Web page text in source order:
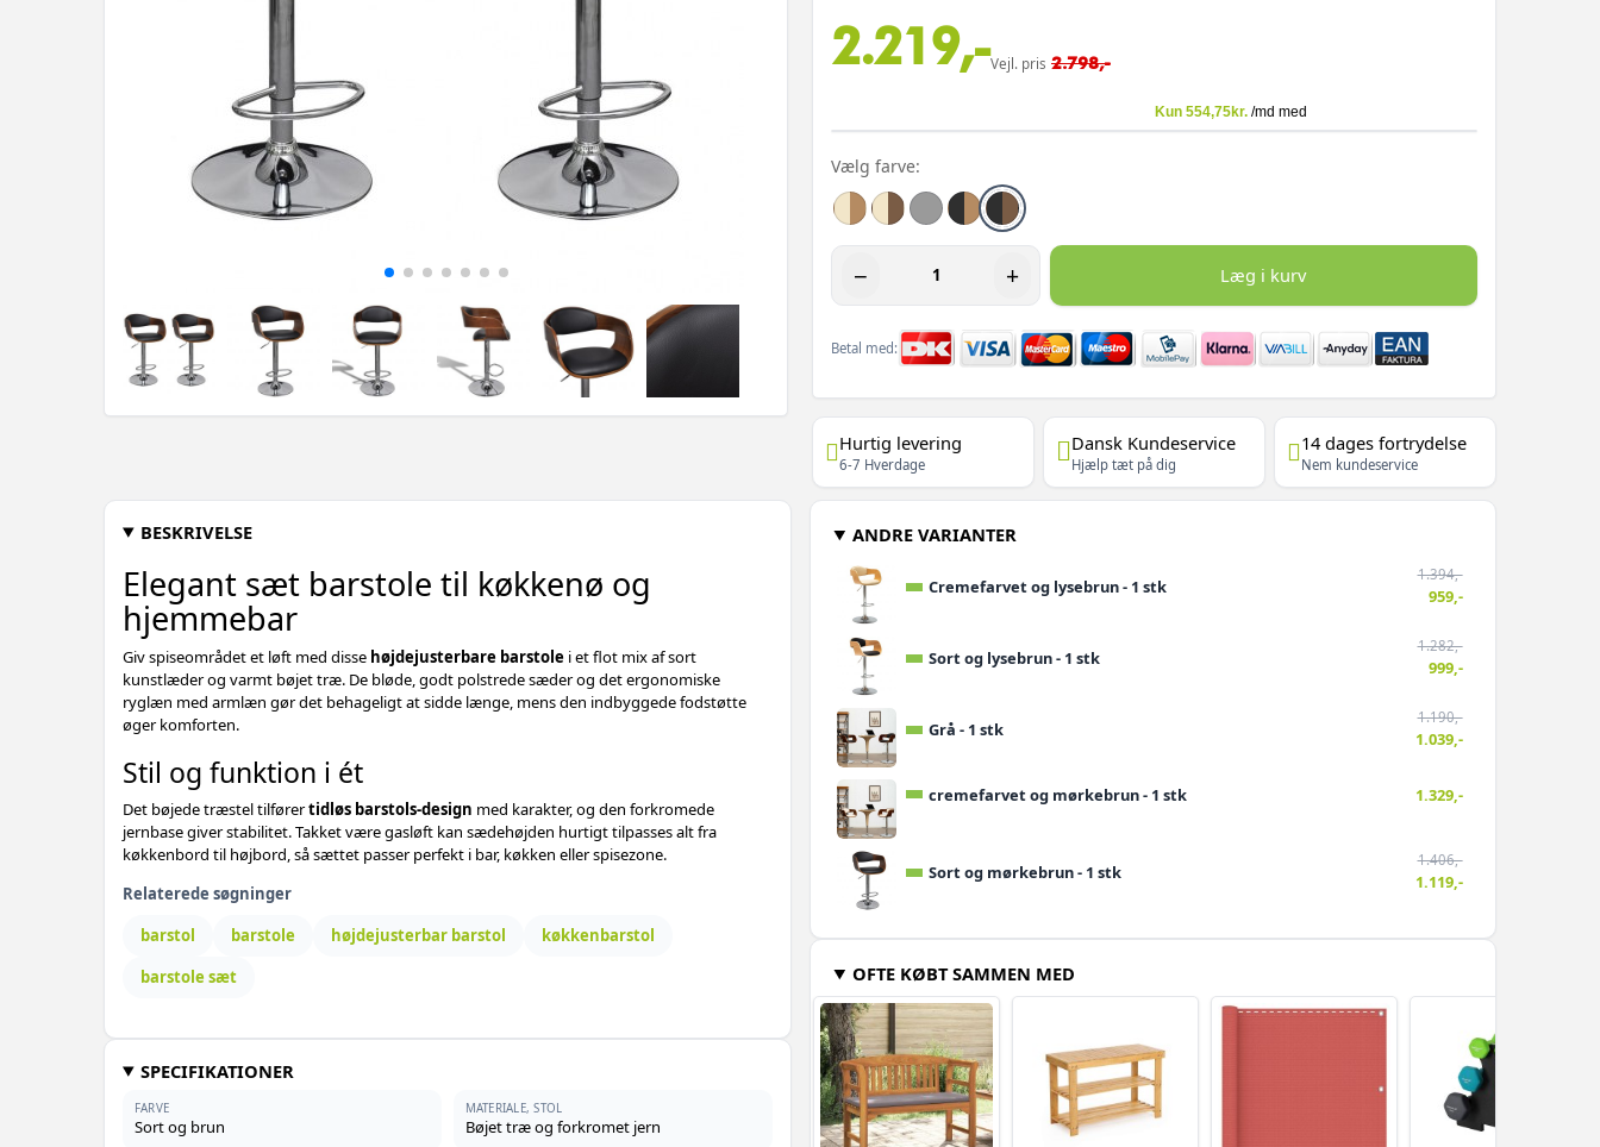
2.219,-Vejl. pris 2.798,-
Vælg farve:
− + Læg i kurv
Betal med:
Hurtig levering
6-7 Hverdage
Dansk Kundeservice
Hjælp tæt på dig
14 dages fortrydelse
Nem kundeservice
BESKRIVELSE
Elegant sæt barstole til køkkenø og
hjemmebar
Giv spiseområdet et løft med disse højdejusterbare barstole i et flot mix af sort
kunstlæder og varmt bøjet træ. De bløde, godt polstrede sæder og det ergonomiske
ryglæn med armlæn gør det behageligt at sidde længe, mens den indbyggede fodstøtte
øger komforten.
Stil og funktion i ét
Det bøjede træstel tilførertidløs barstols-design med karakter, og den forkromede
jernbase giver stabilitet. Takket være gasløft kan sædehøjden hurtigt tilpasses alt fra
køkkenbord til højbord, så sættet passer perfekt i bar, køkken eller spisezone.
Relaterede søgninger
barstol
barstole højdejusterbar barstol
køkkenbarstol
barstole sæt
SPECIFIKATIONER
FARVE
Sort og brun
MATERIALE, STOL
Bøjet træ og forkromet jern
ANDRE VARIANTER
Cremefarvet og lysebrun - 1 stk
1.394,-
959,-
Sort og lysebrun - 1 stk
1.282,-
999,-
Grå - 1 stk
1.190,-
1.039,-
cremefarvet og mørkebrun - 1 stk 1.329,-
Sort og mørkebrun - 1 stk
1.406,-
1.119,-
OFTE KØBT SAMMEN MED